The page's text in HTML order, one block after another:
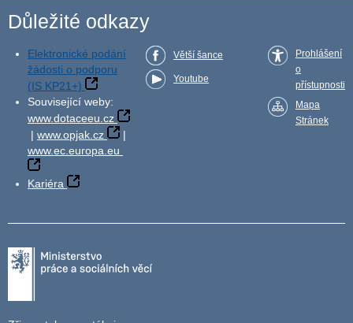
Důležité odkazy
Elektronické podání
žádosti o podporu
(IS KP21+)
Související weby:
www.dotaceeu.cz
| www.opjak.cz
|
www.ec.europa.eu
Kariéra
Větší šance
Youtube
Prohlášení
o
přístupnosti
Mapa
Stránek